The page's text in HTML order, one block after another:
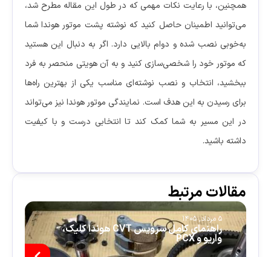
همچنین، با رعایت نکات مهمی که در طول این مقاله مطرح شد،
می‌توانید اطمینان حاصل کنید که نوشته پشت موتور هوندا شما
به‌خوبی نصب شده و دوام بالایی دارد. اگر به دنبال این هستید
که موتور خود را شخصی‌سازی کنید و به آن هویتی منحصر به فرد
ببخشید، انتخاب و نصب نوشته‌ای مناسب یکی از بهترین راه‌ها
برای رسیدن به این هدف است. نمایندگی موتور هوندا نیز می‌تواند
در این مسیر به شما کمک کند تا انتخابی درست و با کیفیت
داشته باشید.
مقالات مرتبط
5 مرداد, 1405
راهنمای کامل سرویس CVT هوندا کلیک،
واریو و PCX